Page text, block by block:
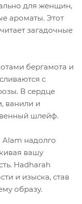
для женщин,
ароматы. Этот
загадочные
бергамота и
с
В сердце
ванили и
шлейф.
Alam надолго
вашу
Hadharah
и изыска, став
образу.